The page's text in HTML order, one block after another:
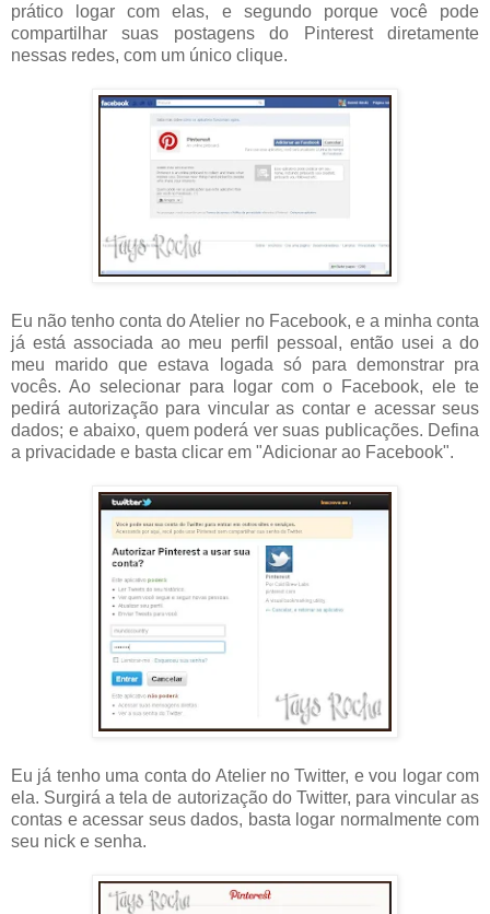
prático logar com elas, e segundo porque você pode
compartilhar suas postagens do Pinterest diretamente
nessas redes, com um único clique.
Eu não tenho conta do Atelier no Facebook, e a minha conta
já está associada ao meu perfil pessoal, então usei a do
meu marido que estava logada só para demonstrar pra
vocês. Ao selecionar para logar com o Facebook, ele te
pedirá autorização para vincular as contar e acessar seus
dados; e abaixo, quem poderá ver suas publicações. Defina
a privacidade e basta clicar em "Adicionar ao Facebook".
Eu já tenho uma conta do Atelier no Twitter, e vou logar com
ela. Surgirá a tela de autorização do Twitter, para vincular as
contas e acessar seus dados, basta logar normalmente com
seu nick e senha.